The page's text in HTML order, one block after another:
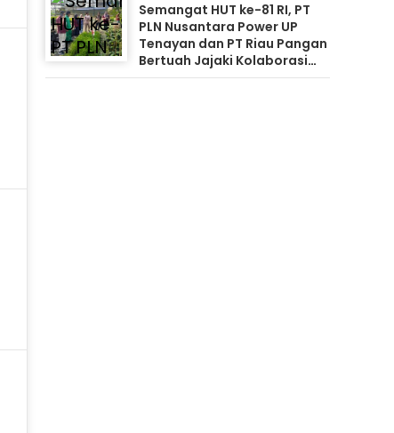
Semangat HUT ke-81 RI, PT
PLN Nusantara Power UP
Tenayan dan PT Riau Pangan
Bertuah Jajaki Kolaborasi
Pemanfaatan Limbah FABA